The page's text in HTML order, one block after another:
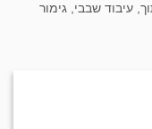
עיבוד שבבי, גימור